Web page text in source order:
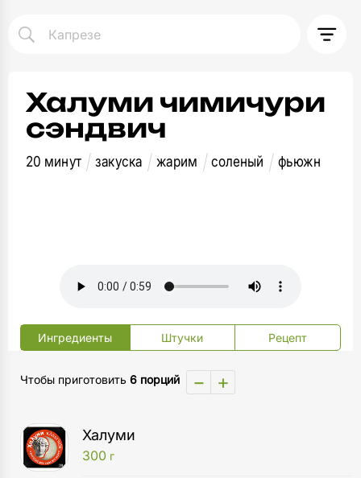
Халуми чимичури
сэндвич
20 минут закуска жарим соленый фьюжн
Ингредиенты Штучки Рецепт
Чтобы приготовить 6 порций − +
Халуми
300 г